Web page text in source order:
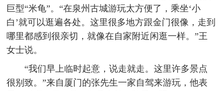
巨型“米龟”。“在泉州古城游玩太方便了，乘坐‘小
白’就可以逛遍各处。这里很多地方跟金门很像，走到
哪里都感到很亲切，就像在自家附近闲逛一样。”王
女士说。
“我们早上临时起意，说走就走。这里许多景点
很别致。”来自厦门的张先生一家自驾来游玩，他表